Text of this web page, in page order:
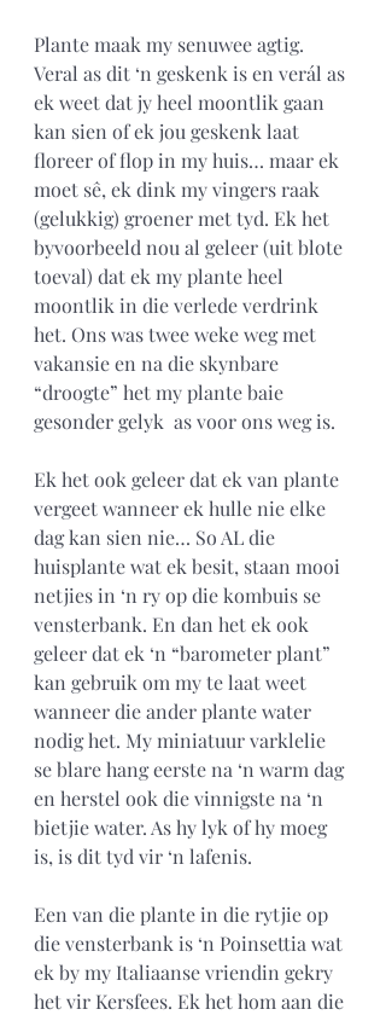
Plante maak my senuwee agtig.
Veral as dit ‘n geskenk is en verál as
ek weet dat jy heel moontlik gaan
kan sien of ek jou geskenk laat
floreer of flop in my huis… maar ek
moet sê, ek dink my vingers raak
(gelukkig) groener met tyd. Ek het
byvoorbeeld nou al geleer (uit blote
toeval) dat ek my plante heel
moontlik in die verlede verdrink
het. Ons was twee weke weg met
vakansie en na die skynbare
“droogte” het my plante baie
gesonder gelyk  as voor ons weg is.
Ek het ook geleer dat ek van plante
vergeet wanneer ek hulle nie elke
dag kan sien nie… So AL die
huisplante wat ek besit, staan mooi
netjies in ‘n ry op die kombuis se
vensterbank. En dan het ek ook
geleer dat ek ‘n “barometer plant”
kan gebruik om my te laat weet
wanneer die ander plante water
nodig het. My miniatuur varklelie
se blare hang eerste na ‘n warm dag
en herstel ook die vinnigste na ‘n
bietjie water. As hy lyk of hy moeg
is, is dit tyd vir ‘n lafenis.
Een van die plante in die rytjie op
die vensterbank is ‘n Poinsettia wat
ek by my Italiaanse vriendin gekry
het vir Kersfees. Ek het hom aan die